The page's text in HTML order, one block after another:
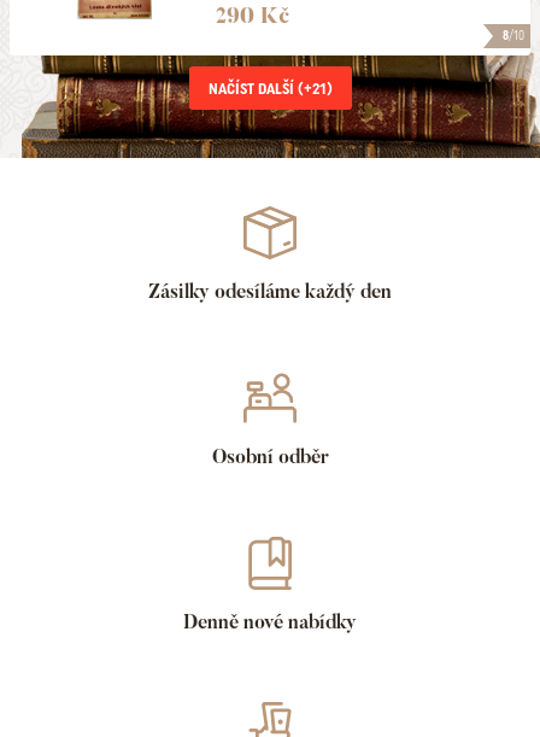
8/10
290 Kč
NAČÍST DALŠÍ (+21)
Zásilky odesíláme každý den
Osobní odběr
Denně nové nabídky